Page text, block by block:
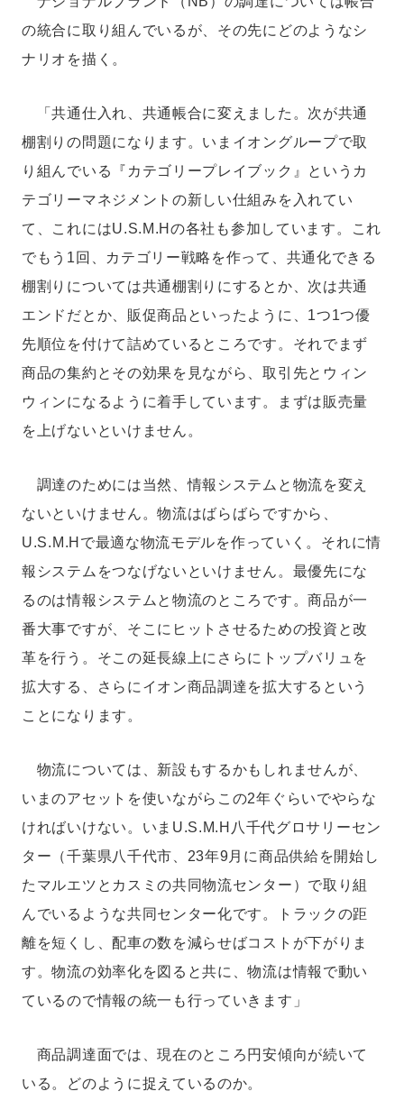
の統合に取り組んでいるが、その先にどのようなシ
ナリオを描く。
「共通仕入れ、共通帳合に変えました。次が共通
棚割りの問題になります。いまイオングループで取
り組んでいる『カテゴリープレイブック』というカ
テゴリーマネジメントの新しい仕組みを入れてい
て、これにはU.S.M.Hの各社も参加しています。これ
でもう1回、カテゴリー戦略を作って、共通化できる
棚割りについては共通棚割りにするとか、次は共通
エンドだとか、販促商品といったように、1つ1つ優
先順位を付けて詰めているところです。それでまず
商品の集約とその効果を見ながら、取引先とウィン
ウィンになるように着手しています。まずは販売量
を上げないといけません。
調達のためには当然、情報システムと物流を変え
ないといけません。物流はばらばらですから、
U.S.M.Hで最適な物流モデルを作っていく。それに情
報システムをつなげないといけません。最優先にな
るのは情報システムと物流のところです。商品が一
番大事ですが、そこにヒットさせるための投資と改
革を行う。そこの延長線上にさらにトップバリュを
拡大する、さらにイオン商品調達を拡大するという
ことになります。
物流については、新設もするかもしれませんが、
いまのアセットを使いながらこの2年ぐらいでやらな
ければいけない。いまU.S.M.H八千代グロサリーセン
ター（千葉県八千代市、23年9月に商品供給を開始し
たマルエツとカスミの共同物流センター）で取り組
んでいるような共同センター化です。トラックの距
離を短くし、配車の数を減らせばコストが下がりま
す。物流の効率化を図ると共に、物流は情報で動い
ているので情報の統一も行っていきます」
商品調達面では、現在のところ円安傾向が続いて
いる。どのように捉えているのか。